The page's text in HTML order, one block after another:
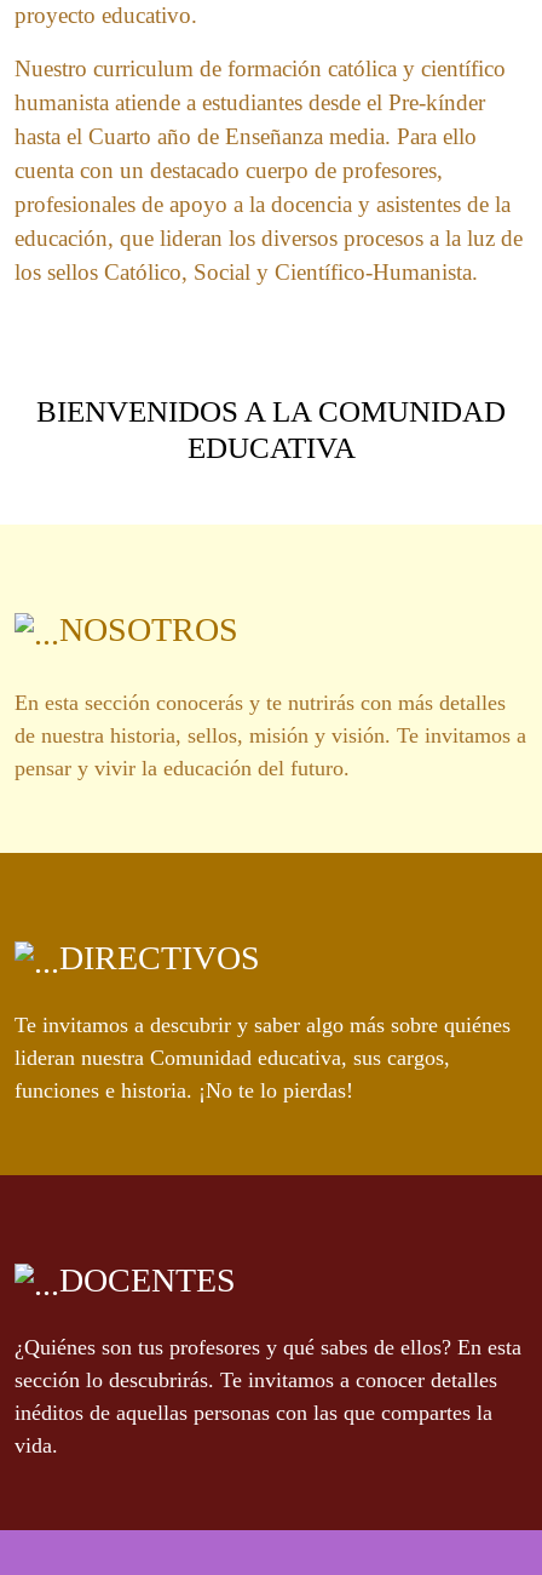
proyecto educativo.
Nuestro curriculum de formación católica y científico
humanista atiende a estudiantes desde el Pre-kínder
hasta el Cuarto año de Enseñanza media. Para ello
cuenta con un destacado cuerpo de profesores,
profesionales de apoyo a la docencia y asistentes de la
educación, que lideran los diversos procesos a la luz de
los sellos Católico, Social y Científico-Humanista.
BIENVENIDOS A LA COMUNIDAD
EDUCATIVA
NOSOTROS
En esta sección conocerás y te nutrirás con más detalles
de nuestra historia, sellos, misión y visión. Te invitamos a
pensar y vivir la educación del futuro.
DIRECTIVOS
Te invitamos a descubrir y saber algo más sobre quiénes
lideran nuestra Comunidad educativa, sus cargos,
funciones e historia. ¡No te lo pierdas!
DOCENTES
¿Quiénes son tus profesores y qué sabes de ellos? En esta
sección lo descubrirás. Te invitamos a conocer detalles
inéditos de aquellas personas con las que compartes la
vida.